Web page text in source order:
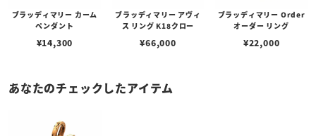
ブラッディマリー カーム
ペンダント
¥14,300
ブラッディマリー アヴィ
ス リング K18クロー
¥66,000
ブラッディマリー Order
オーダー リング
¥22,000
あなたのチェックしたアイテム